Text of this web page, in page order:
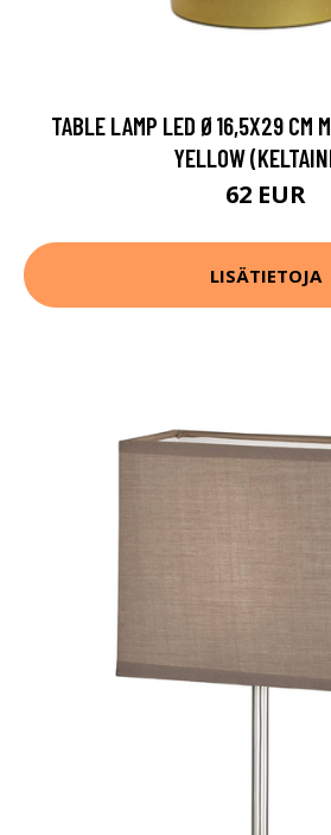
TABLE LAMP LED Ø16,5X29 CM
YELLOW
62 EUR
LISÄTIETOJA